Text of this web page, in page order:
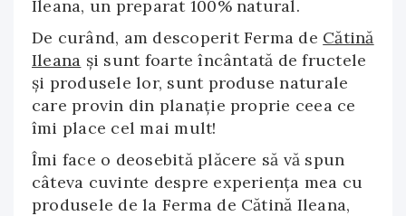
Ileana, un preparat 100% natural.
De curând, am descoperit Ferma de Cătină
Ileana şi sunt foarte încântată de fructele
şi produsele lor, sunt produse naturale
care provin din planaţie proprie ceea ce
îmi place cel mai mult!
Îmi face o deosebită plăcere să vă spun
câteva cuvinte despre experienţa mea cu
produsele de la Ferma de Cătină Ileana,